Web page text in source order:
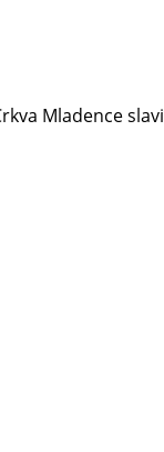
Mladence slavi